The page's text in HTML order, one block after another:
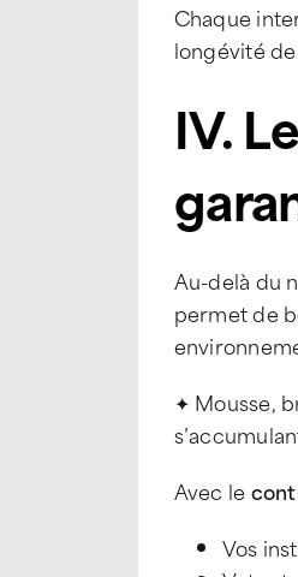
Chaque
longévité
IV.
Au-delà du
permet de
✦ Mousse,
Avec le
Vos